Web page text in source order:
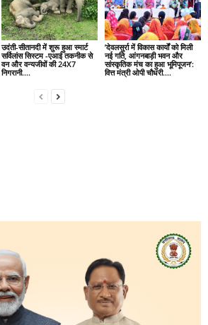
उदंती-सीतानदी में शुरू हुआ स्मार्ट
सर्विलांस सिस्टम -एआई तकनीक से
वन और वन्यजीवों की 24X7
निगरानी….
’देवलसुर्रा में विकास कार्यों को मिली
नई गति, आंगनबाड़ी भवन और
सांस्कृतिक मंच का हुआ भूमिपूजन’:
वित्त मंत्री ओपी चौधरी….